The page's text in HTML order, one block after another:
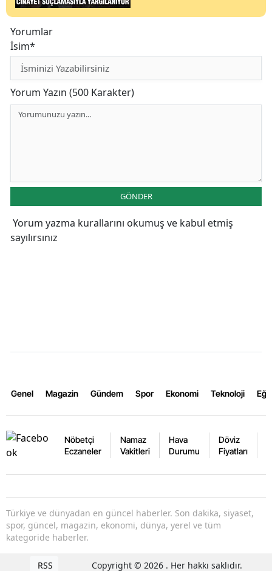
Yorumlar
İsim*
Yorum Yazın (500 Karakter)
GÖNDER
Yorum yazma kurallarını okumuş ve kabul etmiş
sayılırsınız
Genel Magazin Gündem Spor Ekonomi Teknoloji
Nöbetçi
Eczaneler
Namaz
Vakitleri
Hava
Durumu
Döviz
Fiyatları
Türkiye ve dünyadan en güncel haberler. Son dakika, siyaset,
spor, güncel, magazin, ekonomi, dünya, yerel ve tüm
kategoride haberler.
RSS Copyright © 2026 . Her hakkı saklıdır.